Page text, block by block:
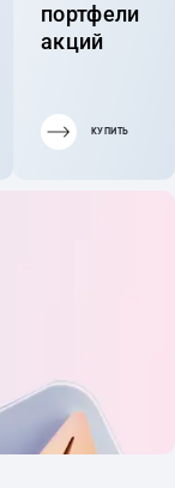
портфели
акций
КУПИТЬ